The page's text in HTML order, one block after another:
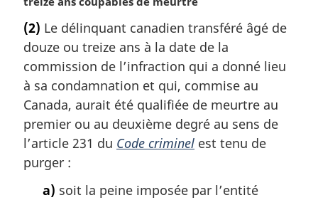
e
m
a
r
i
n
a
l
e
(2) Le délinquant canadien transféré âgé de
douze ou treize ans à la date de la
commission de l’infraction qui a donné lieu
à sa condamnation et qui, commise au
Canada, aurait été qualifiée de meurtre au
premier ou au deuxième degré au sens de
l’article 231 du Code criminel est tenu de
purger :
a) soit la peine imposée par l’entité